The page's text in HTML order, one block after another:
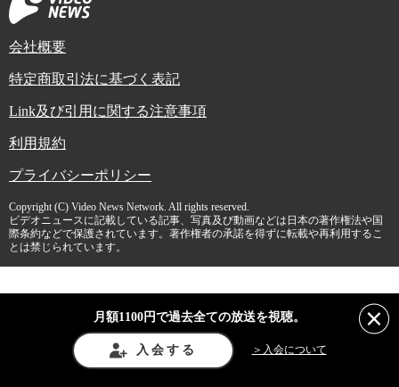
会社概要
特定商取引法に基づく表記
Link及び引用に関する注意事項
利用規約
プライバシーポリシー
Copyright (C) Video News Network. All rights reserved.
ビデオニュースに記載している記事、写真及び動画などは日本の著作権法や国
際条約などで保護されています。著作権者の承諾を得ずに転載や再利用するこ
とは禁じられています。
月額1100円で過去全ての放送を視聴。
入会する ＞入会について